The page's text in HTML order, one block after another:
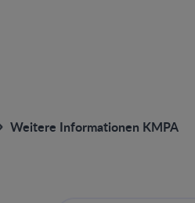
Weitere Informationen KMPA